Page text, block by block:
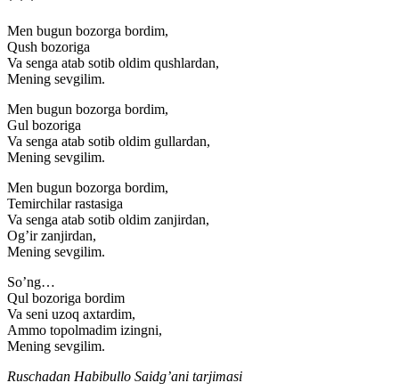
Men bugun bozorga bordim,
Qush bozoriga
Va senga atab sotib oldim qushlardan,
Mening sevgilim.
Men bugun bozorga bordim,
Gul bozoriga
Va senga atab sotib oldim gullardan,
Mening sevgilim.
Men bugun bozorga bordim,
Temirchilar rastasiga
Va senga atab sotib oldim zanjirdan,
Og’ir zanjirdan,
Mening sevgilim.
So’ng…
Qul bozoriga bordim
Va seni uzoq axtardim,
Ammo topolmadim izingni,
Mening sevgilim.
Ruschadan Habibullo Saidg’ani tarjimasi